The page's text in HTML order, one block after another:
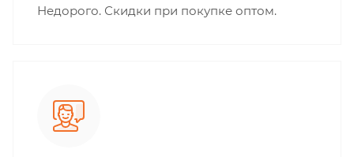
Недорого. Скидки при покупке оптом.